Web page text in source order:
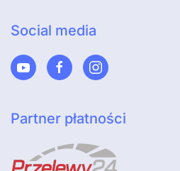
Social media
Partner płatności